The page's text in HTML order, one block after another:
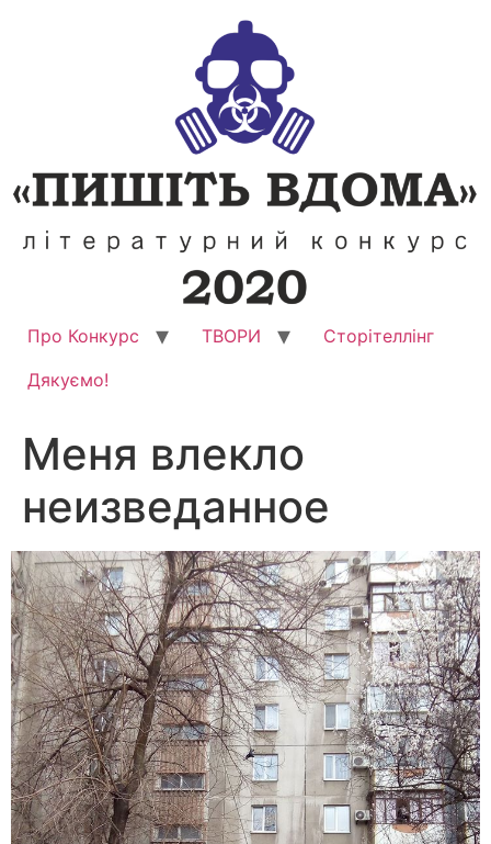
Про Конкурс ТВОРИ
Сторітеллінг
Дякуємо!
Меня влекло
неизведанное